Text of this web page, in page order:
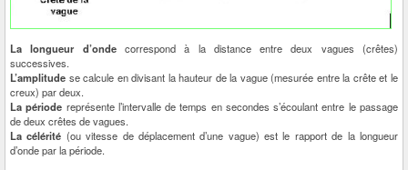
La longueur d’onde correspond à la distance entre deux vagues (crêtes)
successives.
L’amplitude se calcule en divisant la hauteur de la vague (mesurée entre la crête et le
creux) par deux.
La période représente l’intervalle de temps en secondes s’écoulant entre le passage
de deux crêtes de vagues.
La célérité (ou vitesse de déplacement d’une vague) est le rapport de la longueur
d’onde par la période.